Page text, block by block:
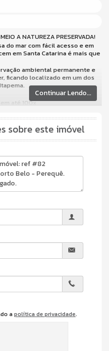
A NATUREZA PRESERVADA!
do mar com fácil acesso e em
em Santa Catarina é mais que
ambiental permanente e
ficando localizado em um dos
até 100x
Continuar Lendo...
sobre este imóvel
apolítica de privacidade.